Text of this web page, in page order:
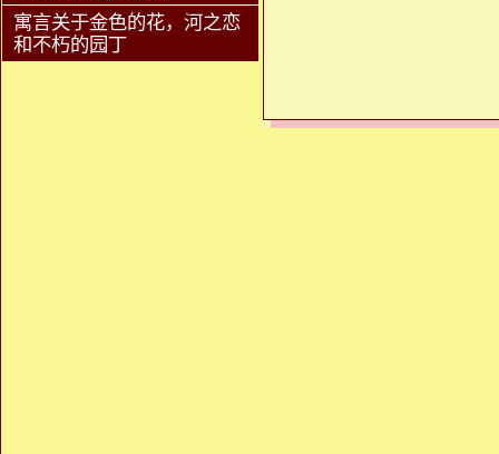
寓言关于金色的花，河之恋
和不朽的园丁